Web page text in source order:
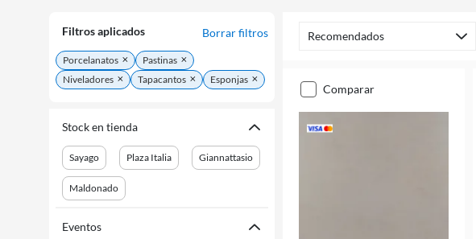
Filtros aplicados Borrar filtros
Porcelanatos
Pastinas
Niveladores
Tapacantos Esponjas
Stock en tienda
Sayago Plaza Italia Giannattasio
Maldonado
Eventos
Recomendados
comparar